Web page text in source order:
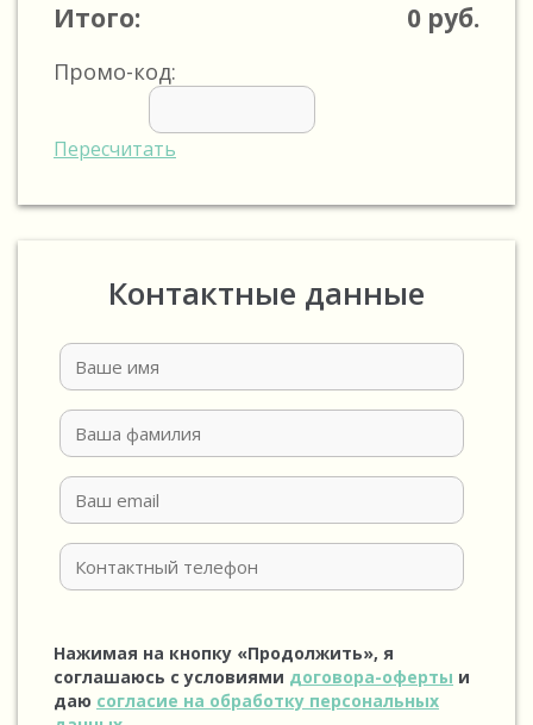
Итого: 0 руб.
Промо-код:
Пересчитать
Контактные данные
Нажимая на кнопку «Продолжить», я
соглашаюсь с условиями договора-оферты и
даю согласие на обработку персональных